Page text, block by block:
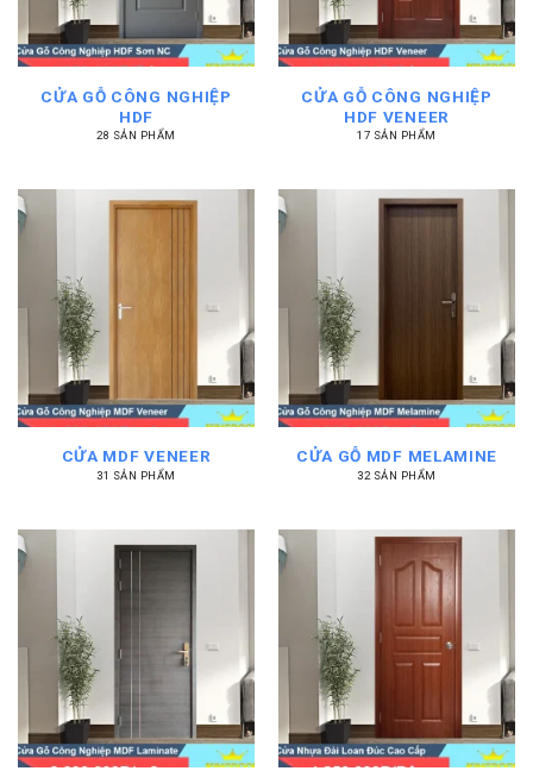
CỬA GỖ CÔNG NGHIỆP
HDF
28 SẢN PHẨM
CỬA GỖ CÔNG NGHIỆP
HDF VENEER
17 SẢN PHẨM
CỬA MDF VENEER
31 SẢN PHẨM
CỬA GỖ MDF MELAMINE
32 SẢN PHẨM